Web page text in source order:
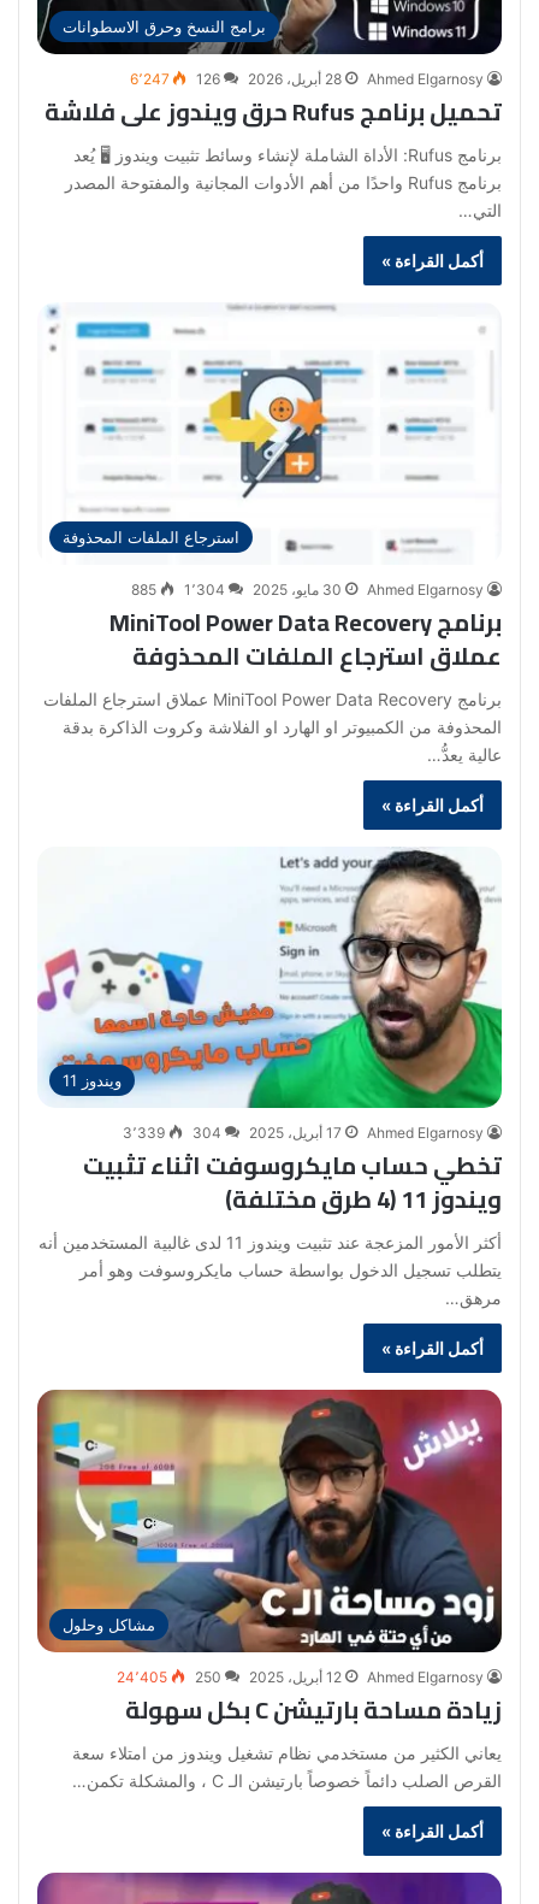
برامج النسخ وحرق الاسطوانات
Ahmed Elgarnosy 28 أبريل، 2026 126 6٬247
تحميل برنامج Rufus حرق ويندوز على فلاشة
برنامج Rufus: الأداة الشاملة لإنشاء وسائط تثبيت ويندوز 🖥️ يُعد
برنامج Rufus واحدًا من أهم الأدوات المجانية والمفتوحة المصدر
التي…
أكمل القراءة »
استرجاع الملفات المحذوفة
Ahmed Elgarnosy 30 مايو، 2025 1٬304 885
برنامج MiniTool Power Data Recovery
عملاق استرجاع الملفات المحذوفة
برنامج MiniTool Power Data Recovery عملاق استرجاع الملفات
المحذوفة من الكمبيوتر او الهارد او الفلاشة وكروت الذاكرة بدقة
عالية يعدُّ…
أكمل القراءة »
ويندوز 11
Ahmed Elgarnosy 17 أبريل، 2025 304 3٬339
تخطي حساب مايكروسوفت اثناء تثبيت
ويندوز 11 (4 طرق مختلفة)
أكثر الأمور المزعجة عند تثبيت ويندوز 11 لدى غالبية المستخدمين أنه
يتطلب تسجيل الدخول بواسطة حساب مايكروسوفت وهو أمر
مرهق…
أكمل القراءة »
مشاكل وحلول
Ahmed Elgarnosy 12 أبريل، 2025 250 24٬405
زيادة مساحة بارتيشن C بكل سهولة
يعاني الكثير من مستخدمي نظام تشغيل ويندوز من امتلاء سعة
القرص الصلب دائماً خصوصاً بارتيشن الـ C ، والمشكلة تكمن…
أكمل القراءة »